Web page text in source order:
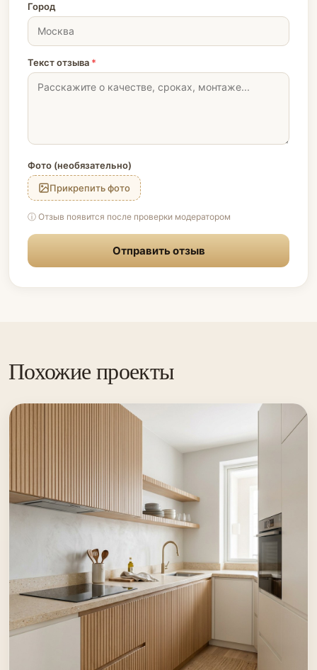
Город
Текст отзыва *
Фото (необязательно)
Прикрепить фото
ⓘ Отзыв появится после проверки модератором
Отправить отзыв
Похожие проекты